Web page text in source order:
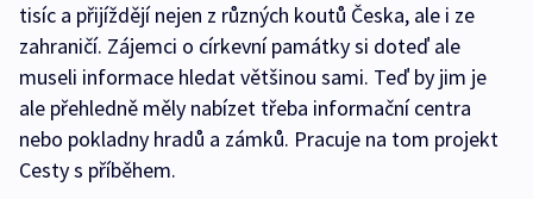
tisíc a přijíždějí nejen z různých koutů Česka, ale i ze
zahraničí. Zájemci o církevní památky si doteď ale
museli informace hledat většinou sami. Teď by jim je
ale přehledně měly nabízet třeba informační centra
nebo pokladny hradů a zámků. Pracuje na tom projekt
Cesty s příběhem.